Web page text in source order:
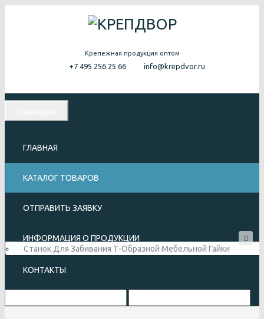
Крепежная продукция оптом
+7 495 256 25 66 info@krepdvor.ru
ГЛАВНАЯ
КАТАЛОГ ТОВАРОВ
ОТПРАВИТЬ ЗАЯВКУ
ИНФОРМАЦИЯ О ПРОДУКЦИИ
Станок Для Забивания Т-Образной Мебельной Гайки
КОНТАКТЫ